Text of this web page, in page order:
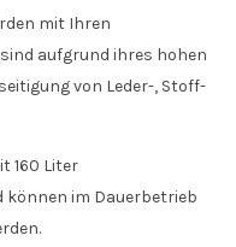
mit Ihren
aufgrund ihres hohen
von Leder-, Stoff-
160 Liter
im Dauerbetrieb